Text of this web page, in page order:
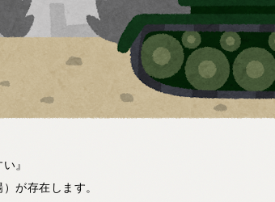
』
が存在します。